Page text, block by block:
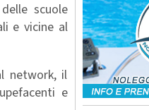
scuole
e vicine al
network, il
e